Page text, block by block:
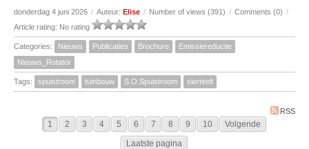
donderdag 4 juni 2026 / Auteur: Elise / Number of views (391) / Comments (0) /
Article rating: No rating
Categories: Nieuws Publicaties Brochure
Emissiereductie
Nieuws_Rotator
Tags: spuistroom tuinbouw S.O.Spuistroom sierteelt
RSS
1 2 3 4 5 6 7 8 9 10
Volgende
Laatste pagina